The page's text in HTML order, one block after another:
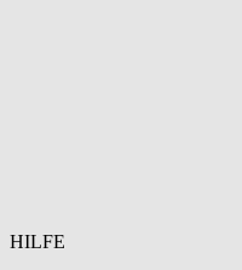
HILFE